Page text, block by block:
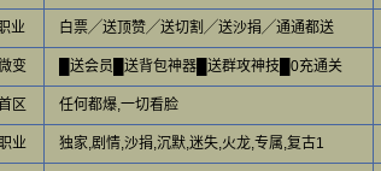
业 白票╱送顶赞╱送切割╱送沙捐╱通通都送
变 █送会员█送背包神器█送群攻神技█0充通关
区 任何都爆,一切看脸
业 独家,剧情,沙捐,沉默,迷失,火龙,专属,复古1